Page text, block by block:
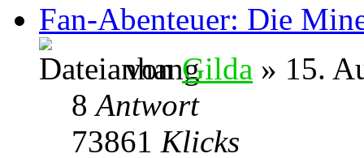
Fan-Abenteuer: Die
vonGilda » 15.
8Antwort
73861 Klicks